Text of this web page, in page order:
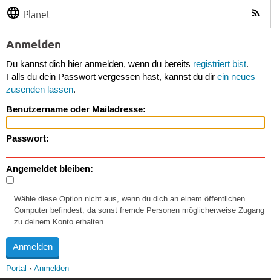
Planet
Anmelden
Du kannst dich hier anmelden, wenn du bereits registriert bist.
Falls du dein Passwort vergessen hast, kannst du dir ein neues
zusenden lassen.
Benutzername oder Mailadresse:
Passwort:
Angemeldet bleiben:
Wähle diese Option nicht aus, wenn du dich an einem öffentlichen
Computer befindest, da sonst fremde Personen möglicherweise Zugang
zu deinem Konto erhalten.
Portal Anmelden